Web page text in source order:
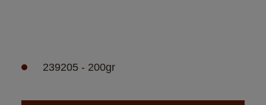
239205 - 200gr